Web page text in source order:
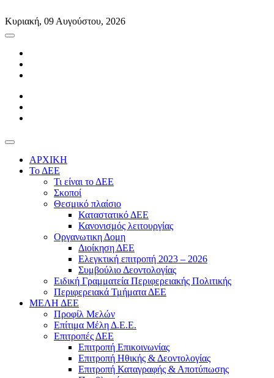
to
content
Κυριακή, 09 Αυγούστου, 2026
ΑΡΧΙΚΗ
Το ΔΕΕ
Τι είναι το ΔΕΕ
Σκοποί
Θεσμικό πλαίσιο
Καταστατικό ΔΕΕ
Κανονισμός λειτουργίας
Οργανωτικη Δομη
Διοίκηση ΔΕΕ
Ελεγκτική επιτροπή 2023 – 2026
Συμβούλιο Δεοντολογίας
Ειδική Γραμματεία Περιφερειακής Πολιτικής
Περιφερειακά Τμήματα ΔΕΕ
ΜΕΛΗ ΔΕΕ
Προφίλ Μελών
Επίτιμα Mέλη Δ.Ε.Ε.
Επιτροπές ΔΕΕ
Επιτροπή Επικοινωνίας
Επιτροπή Ηθικής & Δεοντολογίας
Επιτροπή Καταγραφής & Αποτύπωσης